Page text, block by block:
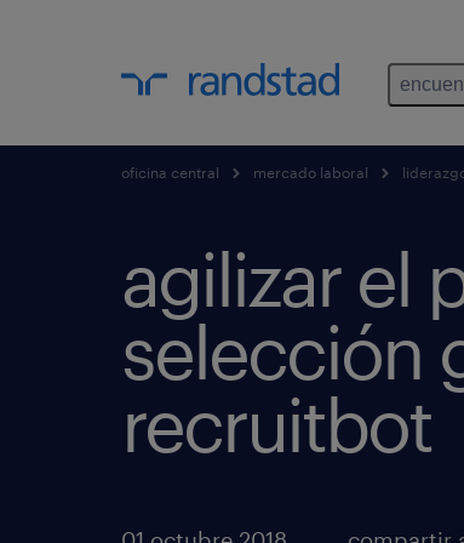
oficina central mercado laboral
agilizar el
selección
recruitbot